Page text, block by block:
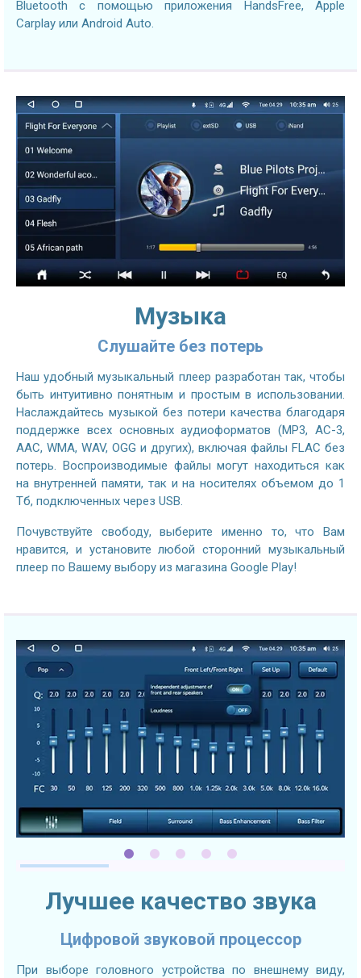
Bluetooth с помощью приложения HandsFree, Apple
Carplay или Android Auto.
Музыка
Слушайте без потерь
Наш удобный музыкальный плеер разработан так, чтобы
быть интуитивно понятным и простым в использовании.
Наслаждайтесь музыкой без потери качества благодаря
поддержке всех основных аудиоформатов (MP3, AC-3,
AAC, WMA, WAV, OGG и других), включая файлы FLAC без
потерь. Воспроизводимые файлы могут находиться как
на внутренней памяти, так и на носителях объемом до 1
Тб, подключенных через USB.
Почувствуйте свободу, выберите именно то, что Вам
нравится, и установите любой сторонний музыкальный
плеер по Вашему выбору из магазина Google Play!
Лучшее качество звука
Цифровой звуковой процессор
При выборе головного устройства по внешнему виду,